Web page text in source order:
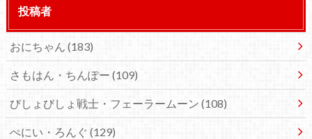
投稿者
おにちゃん (183)
さもはん・ちんぽー (109)
びしょびしょ戦士・フェーラームーン (108)
ぺにい・ろんぐ (129)